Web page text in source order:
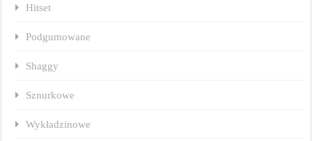
Hitset
Podgumowane
Shaggy
Sznurkowe
Wykładzinowe